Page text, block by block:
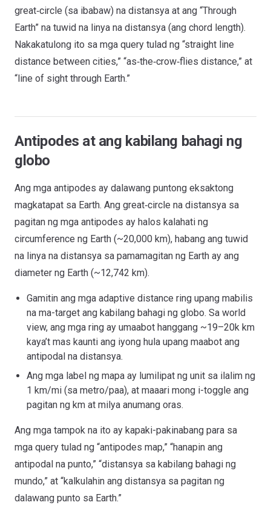
great‑circle (sa ibabaw) na distansya at ang “Through
Earth” na tuwid na linya na distansya (ang chord length).
Nakakatulong ito sa mga query tulad ng “straight line
distance between cities,” “as‑the‑crow‑flies distance,” at
“line of sight through Earth.”
Antipodes at ang kabilang bahagi ng
globo
Ang mga antipodes ay dalawang puntong eksaktong
magkatapat sa Earth. Ang great‑circle na distansya sa
pagitan ng mga antipodes ay halos kalahati ng
circumference ng Earth (~20,000 km), habang ang tuwid
na linya na distansya sa pamamagitan ng Earth ay ang
diameter ng Earth (~12,742 km).
Gamitin ang mga adaptive distance ring upang mabilis
na ma-target ang kabilang bahagi ng globo. Sa world
view, ang mga ring ay umaabot hanggang ~19–20k km
kaya’t mas kaunti ang iyong hula upang maabot ang
antipodal na distansya.
Ang mga label ng mapa ay lumilipat ng unit sa ilalim ng
1 km/mi (sa metro/paa), at maaari mong i-toggle ang
pagitan ng km at milya anumang oras.
Ang mga tampok na ito ay kapaki-pakinabang para sa
mga query tulad ng “antipodes map,” “hanapin ang
antipodal na punto,” “distansya sa kabilang bahagi ng
mundo,” at “kalkulahin ang distansya sa pagitan ng
dalawang punto sa Earth.”